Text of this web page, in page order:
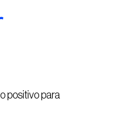
positivo para